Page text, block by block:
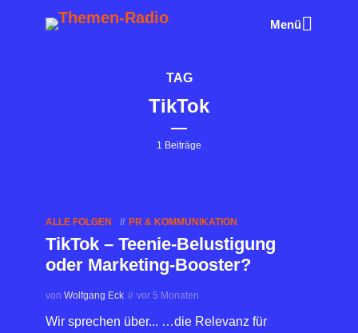
Menü
TAG
TikTok
1 Beiträge
ALLE FOLGEN PR & KOMMUNIKATION
TikTok – Teenie-Belustigung
oder Marketing-Booster?
von Wolfgang Eck vor 5 Monaten
Wir sprechen über... …die Relevanz für